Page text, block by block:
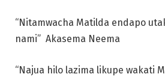
“Nitamwacha Matilda endapo
nami” Akasema Neema
“Najua hilo lazima likupe wakati